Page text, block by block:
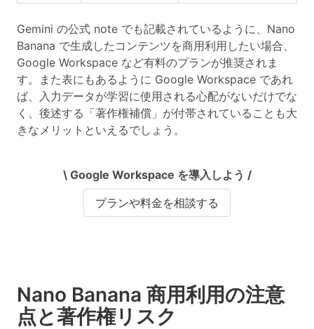
Gemini の公式 note でも記載されているように、 Nano
Banana で生成したコンテンツを商用利用したい場合、
Google Workspace など有料のプランが推奨されま
す。また表にもあるように Google Workspace であれ
ば、入力データが学習に使用される心配がないだけでな
く、後述する「著作権補償」が付帯されていることも大
きなメリットといえるでしょう。
\ Google Workspace を導入しよう /
プランや料金を相談する
Nano Banana 商用利用の注意
点と著作権リスク